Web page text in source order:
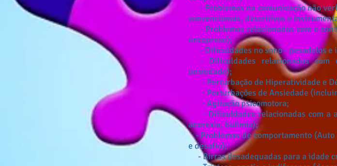
- Problemas na comunicação não
convencionais, descritivos e
- Problemas relacionados com o
encoprese);
- Dificuldades no sono - pesadelos e
- Dificuldades relacionados com
ansiedade);
- Perturbação de Hiperatividade e
- Perturbações de Ansiedade
- Agitação psicomotora;
- Dificuldades relacionadas com a
anorexia, bulimia);
-Problemas de comportamento
e desafio);
- Birras desadequadas para a idade